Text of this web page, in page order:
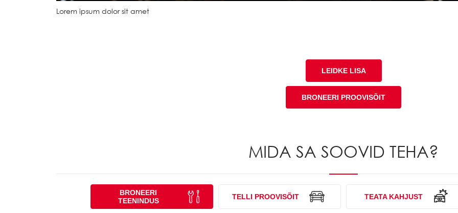
Lorem ipsum dolor sit amet
LEIDKE LISA
BRONEERI PROOVISÕIT
MIDA SA SOOVID TEHA?
BRONEERI
TEENINDUS
TELLI PROOVISÕIT TEATA KAHJUST